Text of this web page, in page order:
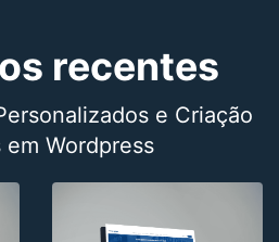
recentes
e Criação
em Wordpress